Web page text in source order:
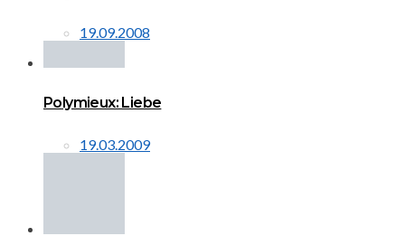
19.09.2008
Polymieux: Liebe
19.03.2009